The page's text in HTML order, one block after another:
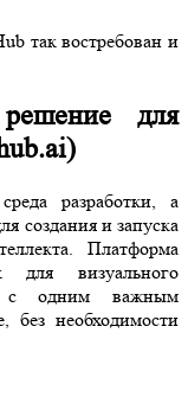
так востребован и
для
разработки, а
создания и запуска
Платформа
для визуального
с одним важным
без необходимости